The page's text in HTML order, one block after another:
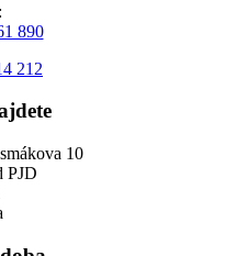
890
212
10
PJD